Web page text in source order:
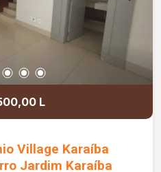
L
Village Karaíba
Jardim Karaíba